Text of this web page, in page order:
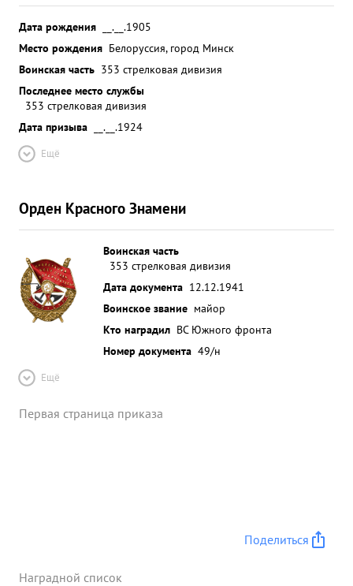
Дата рождения
__.__.1905
Место рождения Белоруссия, город Минск
Воинская часть 353 стрелковая дивизия
Последнее место службы
353 стрелковая дивизия
Дата призыва
__.__.1924
Ещё
Орден Красного Знамени
Воинская часть
353 стрелковая дивизия
Дата документа 12.12.1941
Воинское звание майор
Кто наградил ВС Южного фронта
Номер документа 49/н
Ещё
Первая страница приказа
Поделиться
Наградной список